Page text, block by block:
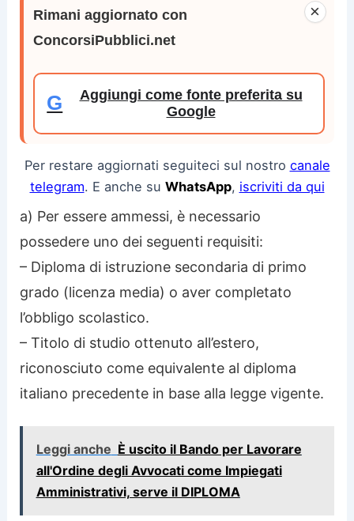
×
Rimani aggiornato con
ConcorsiPubblici.net
G
Aggiungi come fonte preferita su
Google
Per restare aggiornati seguiteci sul nostro canale
telegram. E anche su WhatsApp, iscriviti da qui
a) Per essere ammessi, è necessario
possedere uno dei seguenti requisiti:
– Diploma di istruzione secondaria di primo
grado (licenza media) o aver completato
l’obbligo scolastico.
– Titolo di studio ottenuto all’estero,
riconosciuto come equivalente al diploma
italiano precedente in base alla legge vigente.
Leggi anche È uscito il Bando per Lavorare
all'Ordine degli Avvocati come Impiegati
Amministrativi, serve il DIPLOMA